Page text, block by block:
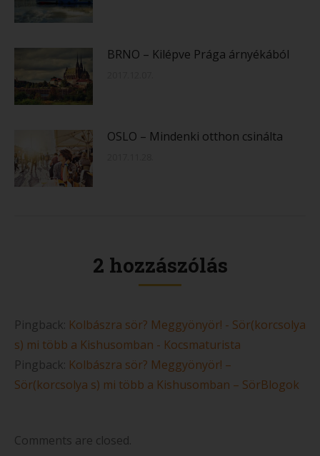
BRNO – Kilépve Prága árnyékából
OSLO – Mindenki otthon csinálta
2 hozzászólás
Pingback: Kolbászra sör? Meggyönyör! - Sör(korcsolya
s) mi több a Kishusomban - Kocsmaturista
Pingback: Kolbászra sör? Meggyönyör! –
Sör(korcsolya s) mi több a Kishusomban – SörBlogok
Comments are closed.